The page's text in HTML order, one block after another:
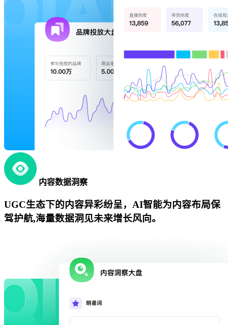
内容数据洞察
UGC生态下的内容异彩纷呈，AI智能为内容布局保
驾护航,海量数据洞见未来增长风向。